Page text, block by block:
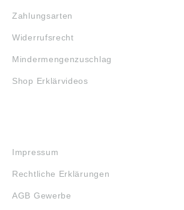
Zahlungsarten
Widerrufsrecht
Mindermengenzuschlag
Shop Erklärvideos
Impressum
Rechtliche Erklärungen
AGB Gewerbe